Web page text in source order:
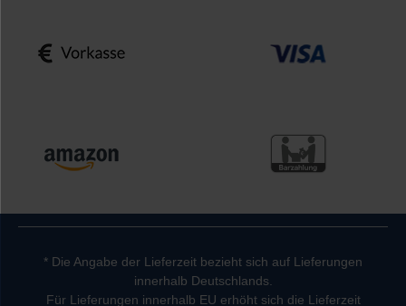
* Die Angabe der Lieferzeit bezieht sich auf Lieferungen
innerhalb Deutschlands.
Für Lieferungen innerhalb EU erhöht sich die Lieferzeit